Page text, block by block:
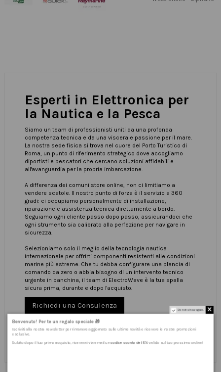
Esperti in Elettronica per
la Nautica e la Pesca
Siamo un team di professionisti uniti da una profonda
competenza tecnica e da una viscerale passione per il mare.
La nostra sede fisica si trova nel cuore del Porto Turistico di
Roma, un punto di riferimento strategico dove accogliamo
diportisti e pescatori che cercano soluzioni affidabili e
all'avanguardia per la propria imbarcazione.
A differenza dei comuni store online, non ci limitiamo a
vendere scatole. Il nostro punto di forza è il servizio a 360
gradi: ci occupiamo personalmente di installazione,
riparazione e assistenza tecnica direttamente a bordo.
Seguiamo ogni cliente passo dopo passo, assicurandoci che
ogni strumento sia calibrato alla perfezione per navigare in
sicurezza.
Selezioniamo solo il meglio della tecnologia nautica
internazionale per offrirti componenti resistenti alle condizioni
marine più estreme. Che tu debba configurare una plancia di
comando da zero o abbia bisogno di un intervento tecnico
urgente in banchina, il team di ElectroWave è la tua spalla
sicura prima, durante e dopo l'acquisto.
Richiedi una Consulenza
Do not show again.
Benvenuto! Per te un regalo speciale 🎁
Iscriviti alla nostra newsletter per rimanere aggiornato sulle ultime novità e ricevere le nostre promozioni
esclusive.
Subito dopo il tuo primo acquisto, riceverai via email uncodice sconto del 5%valido sul tuo prossimo ordine!